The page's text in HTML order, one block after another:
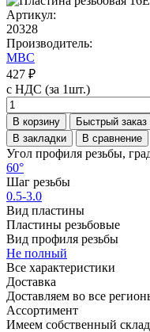
Артикул:
20328
Производитель:
MBC
427 ₽
с НДС (за 1шт.)
В корзину
Быстрый заказ
В закладки
В сравнение
Угол профиля резьбы,
60°
Шаг резьбы
0.5-3.0
Вид пластины
Пластины резьбовые
Вид профиля резьбы
Не полный
Все характеристики
Доставка
Доставляем во все
Ассортимент
Имеем собственный